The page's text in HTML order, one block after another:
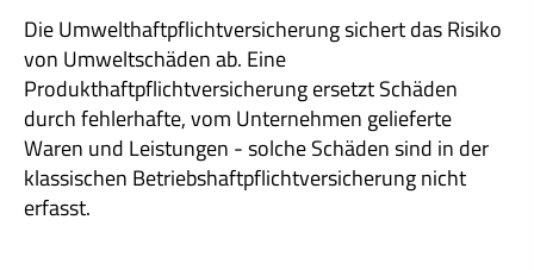
Die Umwelthaftpflichtversicherung sichert das Risiko
von Umweltschäden ab. Eine
Produkthaftpflichtversicherung ersetzt Schäden
durch fehlerhafte, vom Unternehmen gelieferte
Waren und Leistungen - solche Schäden sind in der
klassischen Betriebshaftpflichtversicherung nicht
erfasst.